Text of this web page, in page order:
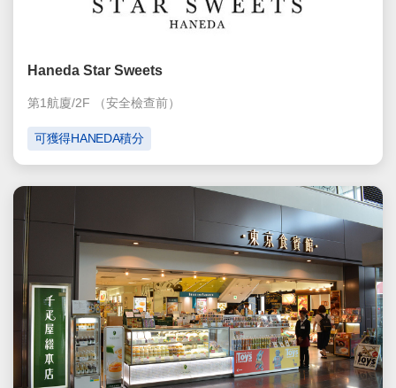
Haneda Star Sweets
第1航廈/2F （安全檢查前）
可獲得HANEDA積分